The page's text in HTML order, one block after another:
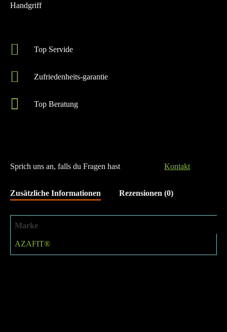
Handgriff
Top Servide
Zufriedenheits-garantie
Top Beratung
Sprich uns an, falls du Fragen hast Kontakt
Zusätzliche Informationen Rezensionen (0)
Marke
AZAFIT®